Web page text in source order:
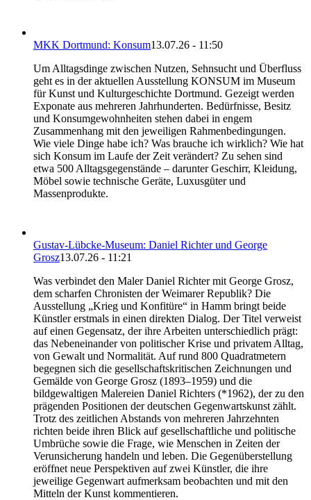
MKK Dortmund: Konsum13.07.26 - 11:50
Um Alltagsdinge zwischen Nutzen, Sehnsucht und Überfluss
geht es in der aktuellen Ausstellung KONSUM im Museum
für Kunst und Kulturgeschichte Dortmund. Gezeigt werden
Exponate aus mehreren Jahrhunderten. Bedürfnisse, Besitz
und Konsumgewohnheiten stehen dabei in engem
Zusammenhang mit den jeweiligen Rahmenbedingungen.
Wie viele Dinge habe ich? Was brauche ich wirklich? Wie hat
sich Konsum im Laufe der Zeit verändert? Zu sehen sind
etwa 500 Alltagsgegenstände – darunter Geschirr, Kleidung,
Möbel sowie technische Geräte, Luxusgüter und
Massenprodukte.
Gustav-Lübcke-Museum: Daniel Richter und George
Grosz13.07.26 - 11:21
Was verbindet den Maler Daniel Richter mit George Grosz,
dem scharfen Chronisten der Weimarer Republik? Die
Ausstellung „Krieg und Konfitüre“ in Hamm bringt beide
Künstler erstmals in einen direkten Dialog. Der Titel verweist
auf einen Gegensatz, der ihre Arbeiten unterschiedlich prägt:
das Nebeneinander von politischer Krise und privatem Alltag,
von Gewalt und Normalität. Auf rund 800 Quadratmetern
begegnen sich die gesellschaftskritischen Zeichnungen und
Gemälde von George Grosz (1893–1959) und die
bildgewaltigen Malereien Daniel Richters (*1962), der zu den
prägenden Positionen der deutschen Gegenwartskunst zählt.
Trotz des zeitlichen Abstands von mehreren Jahrzehnten
richten beide ihren Blick auf gesellschaftliche und politische
Umbrüche sowie die Frage, wie Menschen in Zeiten der
Verunsicherung handeln und leben. Die Gegenüberstellung
eröffnet neue Perspektiven auf zwei Künstler, die ihre
jeweilige Gegenwart aufmerksam beobachten und mit den
Mitteln der Kunst kommentieren.